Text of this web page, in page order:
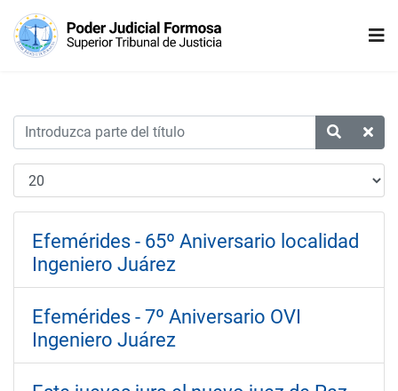
Efemérides - 65º Aniversario localidad
Ingeniero Juárez
Efemérides - 7º Aniversario OVI
Ingeniero Juárez